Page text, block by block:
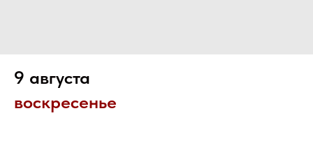
9 августа
воскресенье